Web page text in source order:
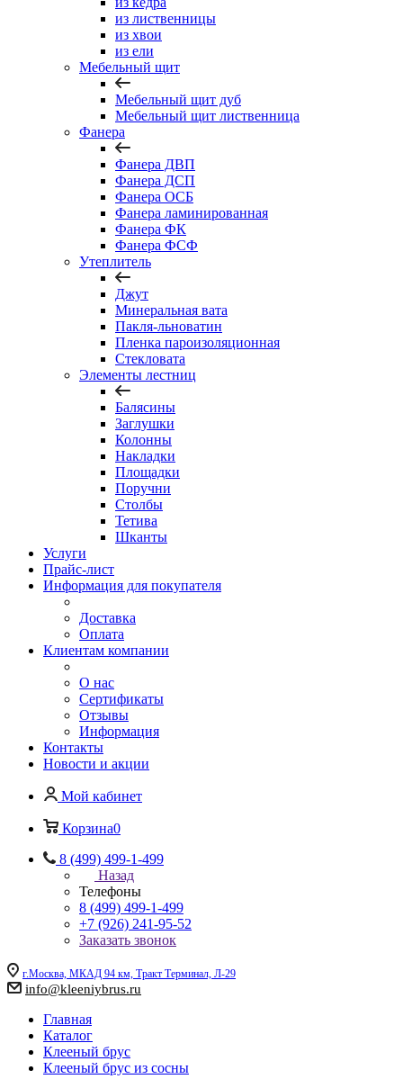
из лиственницы
из хвои
из ели
Мебельный щит
Мебельный щит дуб
Мебельный щит лиственница
Фанера
Фанера ДВП
Фанера ДСП
Фанера ОСБ
Фанера ламинированная
Фанера ФК
Фанера ФСФ
Утеплитель
Джут
Минеральная вата
Пакля-льноватин
Пленка пароизоляционная
Стекловата
Элементы лестниц
Балясины
Заглушки
Колонны
Накладки
Площадки
Поручни
Столбы
Тетива
Шканты
Услуги
Прайс-лист
Информация для покупателя
Доставка
Оплата
Клиентам компании
О нас
Сертификаты
Отзывы
Информация
Контакты
Новости и акции
Мой кабинет
Корзина0
8 (499) 499-1-499
Назад
Телефоны
8 (499) 499-1-499
+7 (926) 241-95-52
Заказать звонок
г.Москва, МКАД 94 км, Тракт Терминал, Л-29
info@kleeniybrus.ru
Главная
Каталог
Клееный брус
Клееный брус из сосны